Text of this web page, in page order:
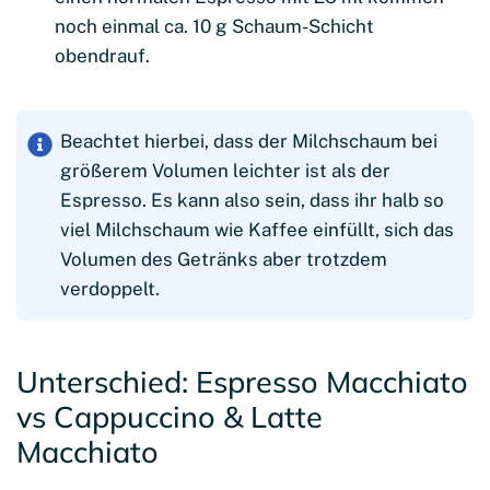
noch einmal ca. 10 g Schaum-Schicht
obendrauf.
Beachtet hierbei, dass der Milchschaum bei
größerem Volumen leichter ist als der
Espresso. Es kann also sein, dass ihr halb so
viel Milchschaum wie Kaffee einfüllt, sich das
Volumen des Getränks aber trotzdem
verdoppelt.
Unterschied: Espresso Macchiato
vs Cappuccino & Latte
Macchiato